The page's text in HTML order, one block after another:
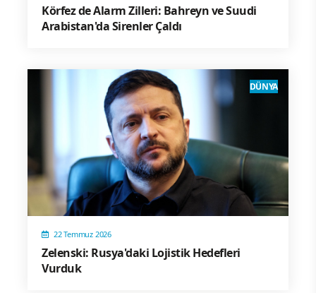
Körfez de Alarm Zilleri: Bahreyn ve Suudi
Arabistan'da Sirenler Çaldı
22 Temmuz 2026
Zelenski: Rusya'daki Lojistik Hedefleri
Vurduk
DÜNYA